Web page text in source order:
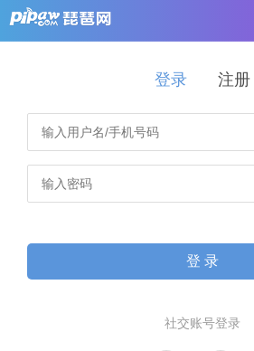
登录 注册
登 录
社交账号登录